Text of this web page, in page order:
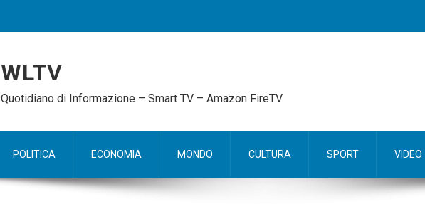
WLTV
Quotidiano di Informazione – Smart TV – Amazon FireTV
POLITICA ECONOMIA MONDO CULTURA SPORT VIDEO